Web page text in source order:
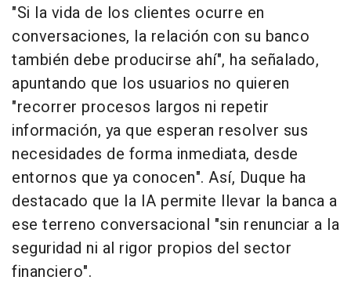
"Si la vida de los clientes ocurre en
conversaciones, la relación con su banco
también debe producirse ahí", ha señalado,
apuntando que los usuarios no quieren
"recorrer procesos largos ni repetir
información, ya que esperan resolver sus
necesidades de forma inmediata, desde
entornos que ya conocen". Así, Duque ha
destacado que la IA permite llevar la banca a
ese terreno conversacional "sin renunciar a la
seguridad ni al rigor propios del sector
financiero".